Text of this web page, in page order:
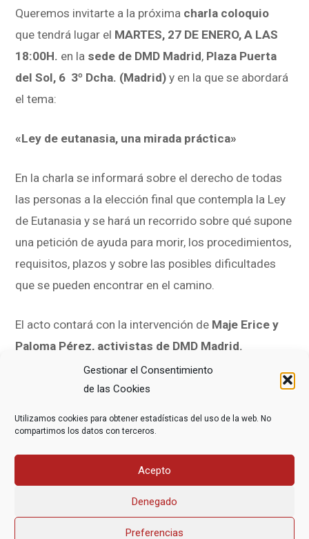
Gestionar el Consentimiento
de las Cookies
Utilizamos cookies para obtener estadísticas del uso de la web. No
compartimos los datos con terceros.
Acepto
Denegado
Preferencias
Queremos invitarte a la próxima charla coloquio
que tendrá lugar el MARTES, 27 DE ENERO, A LAS
18:00H. en la sede de DMD Madrid, Plaza Puerta
del Sol, 6 3º Dcha. (Madrid) y en la que se abordará
el tema:
«Ley de eutanasia, una mirada práctica»
En la charla se informará sobre el derecho de todas
las personas a la elección final que contempla la Ley
de Eutanasia y se hará un recorrido sobre qué supone
una petición de ayuda para morir, los procedimientos,
requisitos, plazos y sobre las posibles dificultades
que se pueden encontrar en el camino.
El acto contará con la intervención de Maje Erice y
Paloma Pérez, activistas de DMD Madrid.
ENTRADA LIBRE HASTA COMPLETAR AFORO
También te recordamos que las actividades
Difunde y comparte nuestras
actividades.